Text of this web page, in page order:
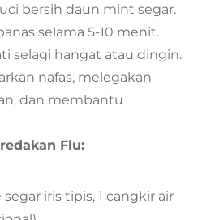
bersih daun mint segar.
selama 5-10 menit.
selagi hangat atau dingin.
nafas, melegakan
dan membantu
Flu:
segar iris tipis, 1 cangkir air